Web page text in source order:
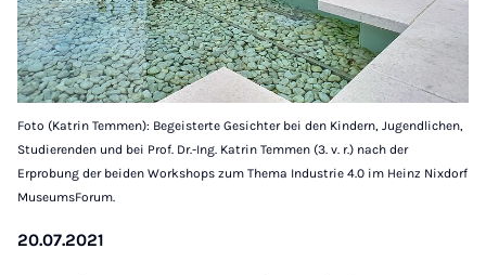
Foto (Katrin Temmen): Begeisterte Gesichter bei den Kindern, Jugendlichen,
Studierenden und bei Prof. Dr.-Ing. Katrin Temmen (3. v. r.) nach der
Erprobung der beiden Workshops zum Thema Industrie 4.0 im Heinz Nixdorf
MuseumsForum.
20.07.2021